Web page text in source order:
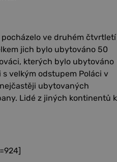
ve druhém čtvrtletí
jich bylo ubytováno 50
kterých bylo ubytováno
velkým odstupem Poláci v
ubytovaných
Lidé z jiných kontinentů k